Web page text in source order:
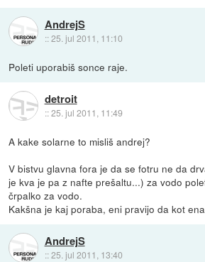
AndrejS
::25. jul 2011, 11:10
Poleti uporabiš sonce raje.
detroit
::25. jul 2011, 11:49
A kake solarne to misliš andrej?
V bistvu glavna fora je da se fotru ne da
je kva je pa z nafte prešaltu...) za vodo
črpalko za vodo.
Kakšna je kaj poraba, eni pravijo da kot
AndrejS
::25. jul 2011, 13:40